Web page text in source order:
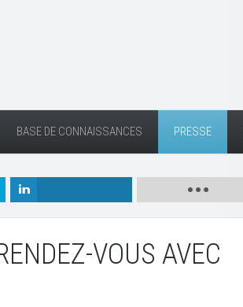
BASE DE CONNAISSANCES PRESSE
VOUS AVEC